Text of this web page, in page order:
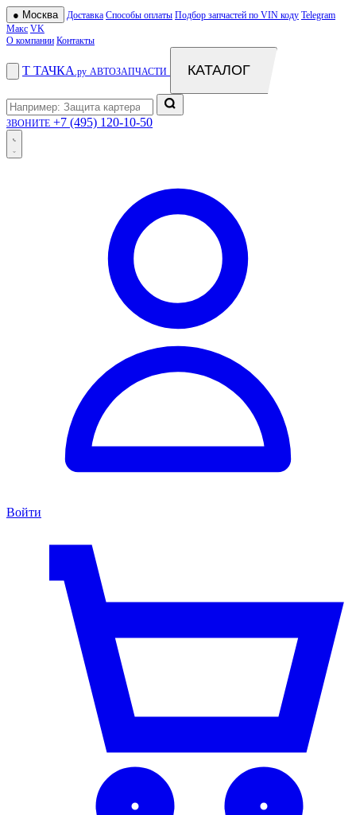
● Москва Доставка Способы оплаты Подбор запчастей по VIN коду Telegram
Макс VK
О компании Контакты
Т ТАЧКА .ру АВТОЗАПЧАСТИ КАТАЛОГ
ЗВОНИТЕ +7 (495) 120-10-50
Войти